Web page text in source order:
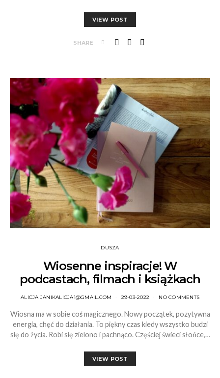
VIEW POST
SHARE
DUSZA
Wiosenne inspiracje! W
podcastach, filmach i książkach
ALICJA JANIKALICJA1@GMAIL.COM 29-03-2022 NO COMMENTS
Wiosna ma w sobie coś magicznego. Nowy początek, pozytywna
energia, chęć do działania. To piękny czas kiedy wszystko budzi
się do życia. Robi się zielono i pachnąco. Częściej świeci słońce,…
VIEW POST